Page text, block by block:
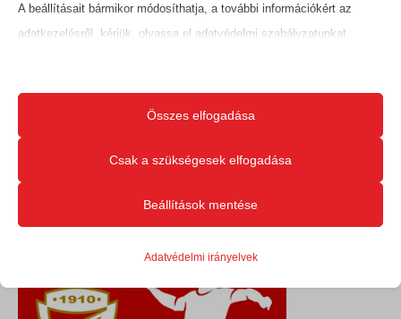
A beállításait bármikor módosíthatja, a további információkért az
adatkezelésről, kérjük, olvassa el adatvédelmi szabályzatunkat.
Ne feledje, hogy ha bizonyos típusú sütik, vagy szolgáltatások
letiltása mellett dönt, az befolyásolhatja a webhely által nyújtott
élményét és az általunk kínált szolgáltatásokat.
működéséhez. Ezek a sütik és szolgáltatások a GDPR szerint nem
igénylik a felhasználó hozzájárulását.
Részletek megjelenítése
Összes elfogadása
Csak a szükségesek elfogadása
Beállítások mentése
Adatvédelmi irányelvek